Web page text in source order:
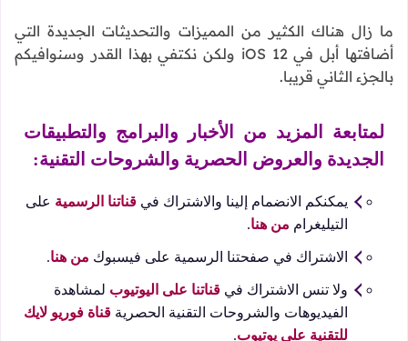
ما زال هناك الكثير من المميزات والتحديثات الجديدة التي
أضافتها أبل في iOS 12 ولكن نكتفي بهذا القدر وسنوافيكم
بالجزء الثاني قريبا.
لمتابعة المزيد من الأخبار والبرامج والتطبيقات
الجديدة والعروض الحصرية والشروحات التقنية:
يمكنكم الانضمام إلينا والاشتراك في قناتنا الرسمية على
التيليغرام من هنا.
الاشتراك في صفحتنا الرسمية على فيسبوك من هنا.
ولا تنس الاشتراك في قناتنا على اليوتيوب لمشاهدة
الفيديوهات والشروحات التقنية الحصرية قناة فوريو لايك
للتقنية على يوتيوب.